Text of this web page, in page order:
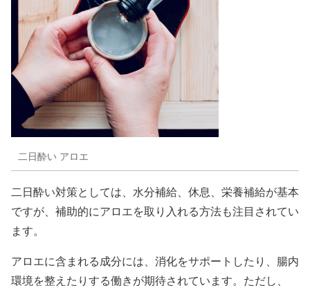
二日酔い アロエ
二日酔い対策としては、水分補給、休息、栄養補給が基本
ですが、補助的にアロエを取り入れる方法も注目されてい
ます。
アロエに含まれる成分には、消化をサポートしたり、腸内
環境を整えたりする働きが期待されています。ただし、